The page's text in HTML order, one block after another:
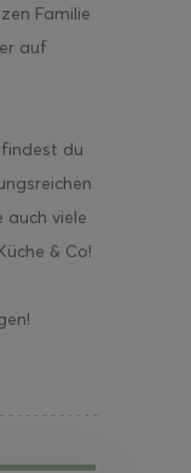
Familie
auf
du
auch viele
& Co!